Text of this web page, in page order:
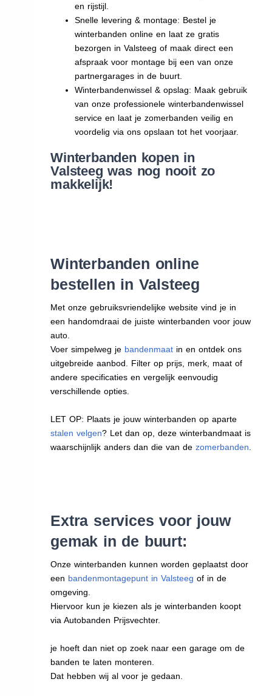
en rijstijl.
Snelle levering & montage: Bestel je
winterbanden online en laat ze gratis
bezorgen in Valsteeg of maak direct een
afspraak voor montage bij een van onze
partnergarages in de buurt.
Winterbandenwissel & opslag: Maak gebruik
van onze professionele winterbandenwissel
service en laat je zomerbanden veilig en
voordelig via ons opslaan tot het voorjaar.
Winterbanden kopen in
Valsteeg was nog nooit zo
makkelijk!
Winterbanden online
bestellen in Valsteeg
Met onze gebruiksvriendelijke website vind je in
een handomdraai de juiste winterbanden voor jouw
auto.
Voer simpelweg je bandenmaat in en ontdek ons
uitgebreide aanbod. Filter op prijs, merk, maat of
andere specificaties en vergelijk eenvoudig
verschillende opties.
LET OP: Plaats je jouw winterbanden op aparte
stalen velgen? Let dan op, deze winterbandmaat is
waarschijnlijk anders dan die van dezomerbanden
Extra services voor jouw
gemak in de buurt:
Onze winterbanden kunnen worden geplaatst door
een bandenmontagepunt in Valsteeg of in de
omgeving.
Hiervoor kun je kiezen als je winterbanden koopt
via Autobanden Prijsvechter.
je hoeft dan niet op zoek naar een garage om de
banden te laten monteren.
Dat hebben wij al voor je gedaan.